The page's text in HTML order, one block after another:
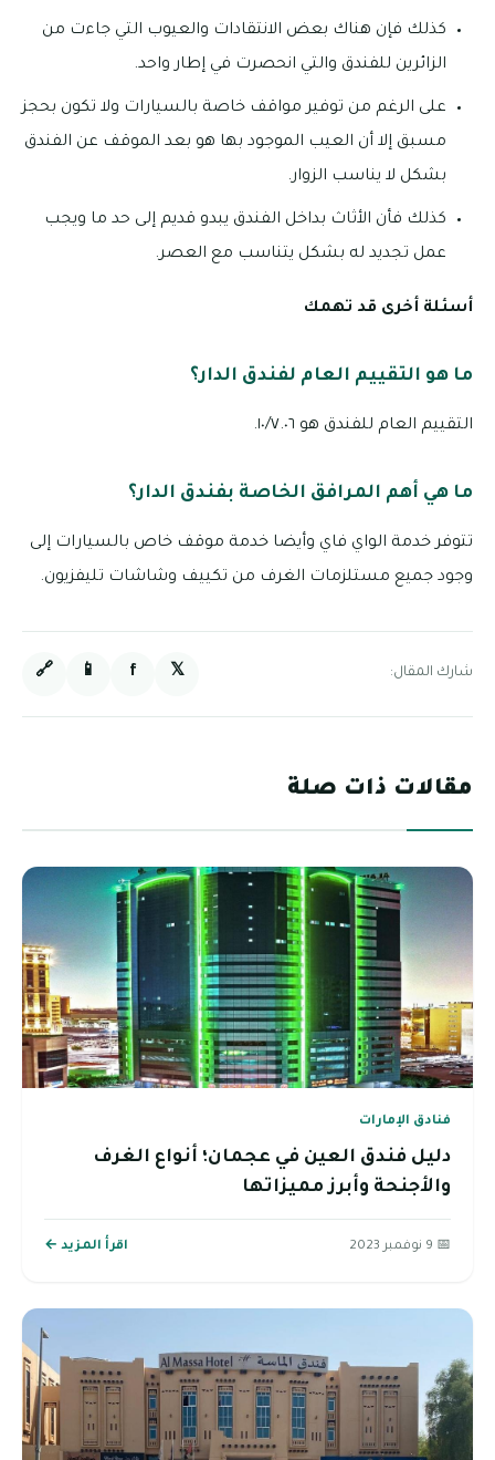
كذلك فإن هناك بعض الانتقادات والعيوب التي جاءت من
الزائرين للفندق والتي انحصرت في إطار واحد.
على الرغم من توفير مواقف خاصة بالسيارات ولا تكون بحجز
مسبق إلا أن العيب الموجود بها هو بعد الموقف عن الفندق
بشكل لا يناسب الزوار.
كذلك فأن الأثاث بداخل الفندق يبدو قديم إلى حد ما ويجب
عمل تجديد له بشكل يتناسب مع العصر.
أسئلة أخرى قد تهمك
ما هو التقييم العام لفندق الدار؟
التقييم العام للفندق هو ١٠/٧.٠٦.
ما هي أهم المرافق الخاصة بفندق الدار؟
تتوفر خدمة الواي فاي وأيضا خدمة موقف خاص بالسيارات إلى
وجود جميع مستلزمات الغرف من تكييف وشاشات تليفزيون.
شارك المقال: 𝕏
f
📱
🔗
مقالات ذات صلة
فنادق الإمارات
دليل فندق العين في عجمان؛ أنواع الغرف
والأجنحة وأبرز مميزاتها
📅 9 نوفمبر 2023 اقرأ المزيد ←